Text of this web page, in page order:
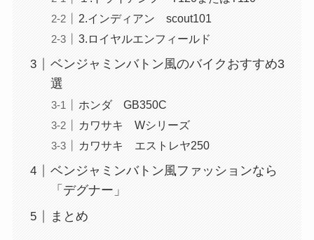
2.インディアン scout101
3.ロイヤルエンフィールド
ベンジャミンバトン風のバイクおすすめ3
選
ホンダ GB350C
カワサキ Wシリーズ
カワサキ エストレヤ250
ベンジャミンバトン風ファッションなら
「デグナー」
まとめ